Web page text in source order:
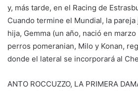
y, más tarde, en el Racing de
Cuando termine el Mundial, la
hija, Gemma (un año, nació en
perros pomeranian, Milo y Konan,
donde el lateral se incorporará al
ANTO ROCCUZZO, LA PRIMERA